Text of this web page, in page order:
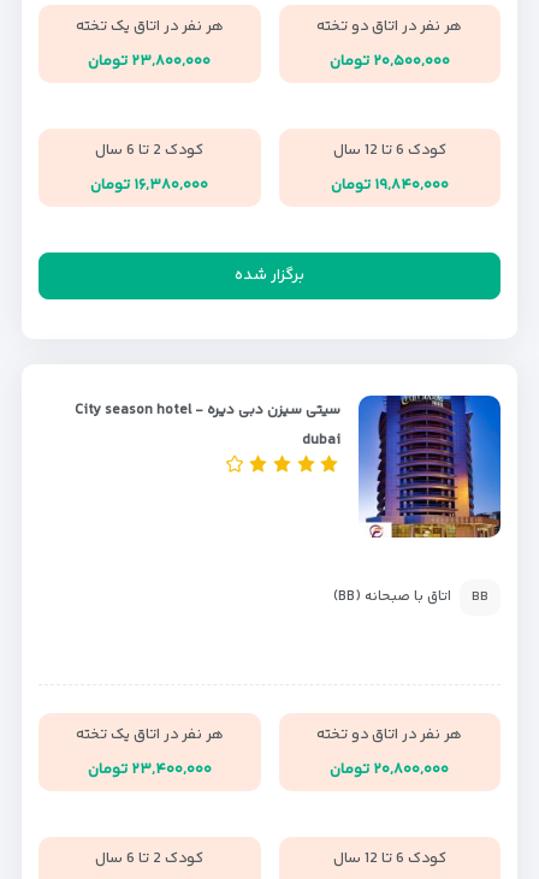
هر نفر در اتاق دو تخته
۲۰,۵۰۰,۰۰۰ تومان
هر نفر در اتاق یک تخته
۲۳,۸۰۰,۰۰۰ تومان
کودک 6 تا 12 سال
۱۹,۸۴۰,۰۰۰ تومان
کودک 2 تا 6 سال
۱۶,۳۸۰,۰۰۰ تومان
برگزار شده
سیتی سیزن دبی دیره - City season hotel
dubai
BB اتاق با صبحانه (BB)
هر نفر در اتاق دو تخته
۲۰,۸۰۰,۰۰۰ تومان
هر نفر در اتاق یک تخته
۲۳,۴۰۰,۰۰۰ تومان
کودک 6 تا 12 سال
کودک 2 تا 6 سال